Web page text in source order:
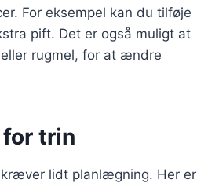
For eksempel kan du tilføje
pift. Det er også muligt at
rugmel, for at ændre
trin
lidt planlægning. Her er